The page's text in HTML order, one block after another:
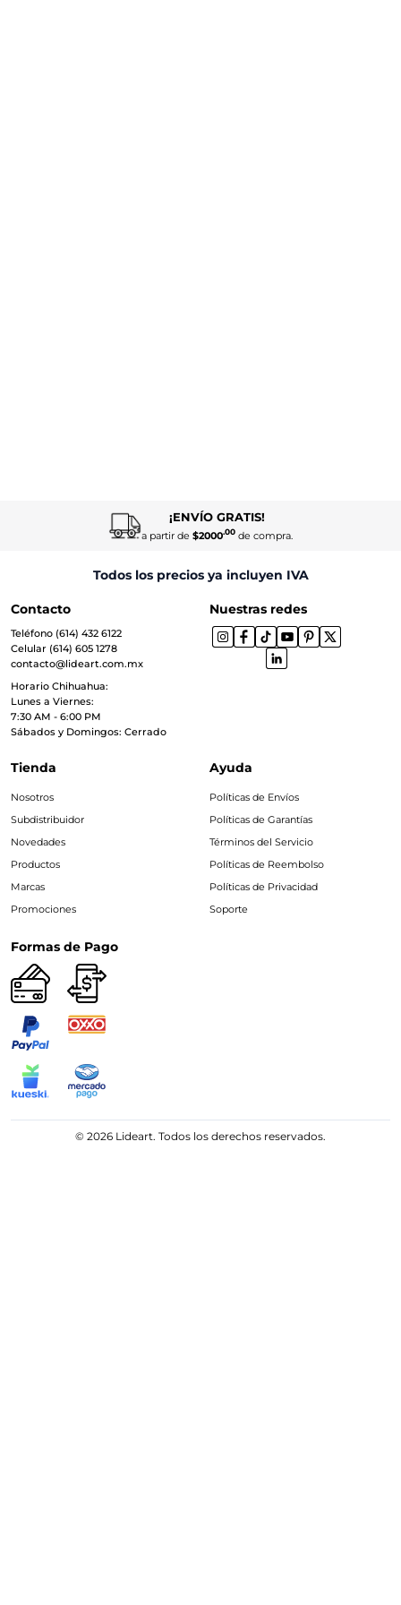
¡ENVÍO GRATIS!
a partir de $2000.00de compra.
Todos los precios ya incluyen IVA
Contacto
Teléfono (614) 432 6122
Celular (614) 605 1278
contacto@lideart.com.mx
Horario Chihuahua:
Lunes a Viernes:
7:30 AM - 6:00 PM
Sábados y Domingos: Cerrado
Nuestras redes
Tienda
Nosotros
Subdistribuidor
Novedades
Productos
Marcas
Promociones
Ayuda
Políticas de Envíos
Políticas de Garantías
Términos del Servicio
Políticas de Reembolso
Políticas de Privacidad
Soporte
Formas de Pago
© 2026 Lideart. Todos los derechos reservados.